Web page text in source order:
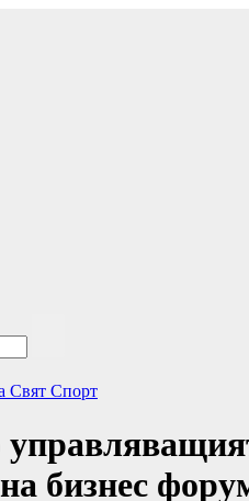
Свят Спорт
на бизнес